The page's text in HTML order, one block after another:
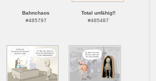
Bahnchaos
#485797
Total unfähig!!
#485487